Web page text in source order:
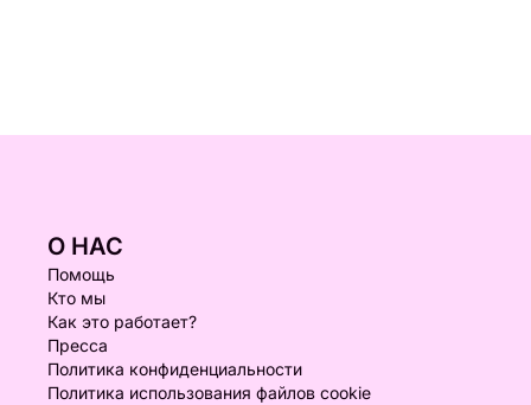
О НАС
Помощь
Кто мы
Как это работает?
Пресса
Политика конфиденциальности
Политика использования файлов cookie